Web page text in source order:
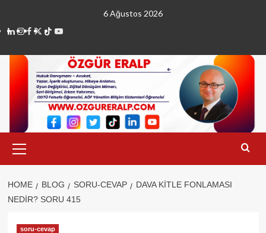
content
6 Ağustos 2026
linkedin
instagram
facebook
twitter
tiktokyoutube
Menu
HOME BLOG SORU-CEVAP
DAVA KITLE FONLAMASI
NEDIR? SORU 415
soru-cevap